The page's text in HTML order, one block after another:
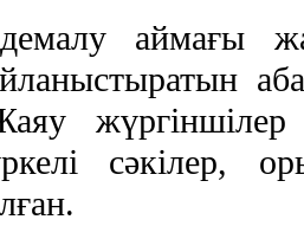
аймағы
сәкілер,